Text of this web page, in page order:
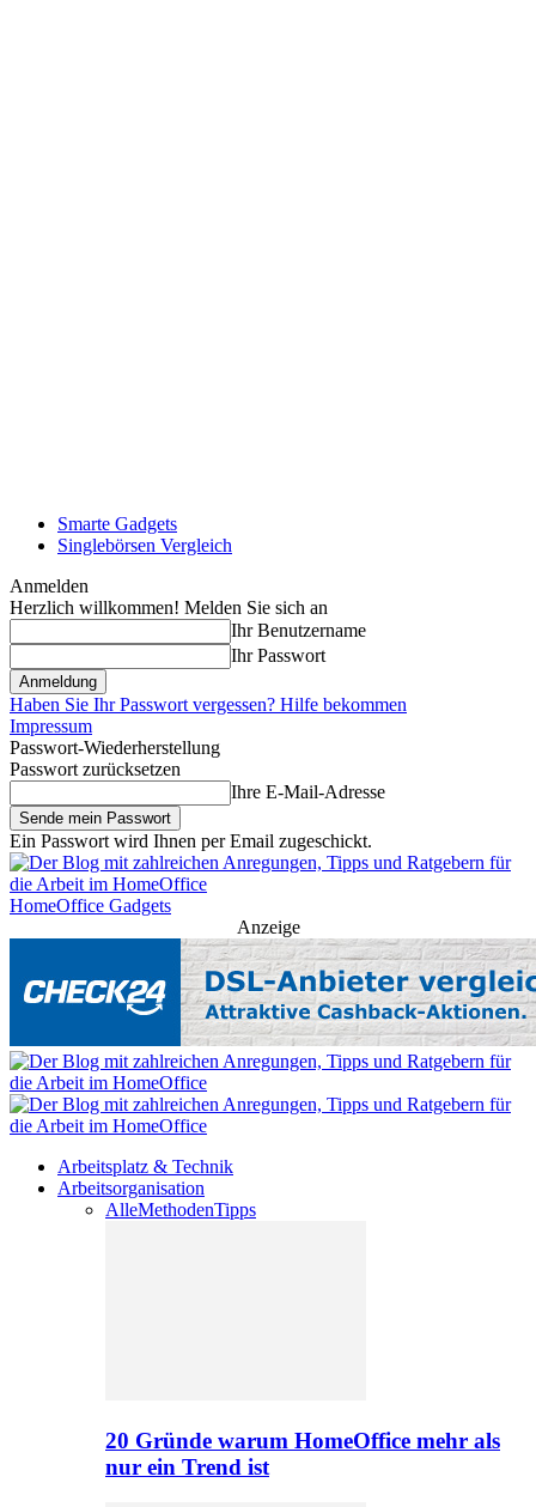
Smarte Gadgets
Singlebörsen Vergleich
Anmelden
Herzlich willkommen! Melden Sie sich an
Ihr Benutzername
Ihr Passwort
Haben Sie Ihr Passwort vergessen? Hilfe bekommen
Impressum
Passwort-Wiederherstellung
Passwort zurücksetzen
Ihre E-Mail-Adresse
Ein Passwort wird Ihnen per Email zugeschickt.
HomeOffice Gadgets
Anzeige
Arbeitsplatz & Technik
Arbeitsorganisation
AlleMethodenTipps
20 Gründe warum HomeOffice mehr als
nur ein Trend ist